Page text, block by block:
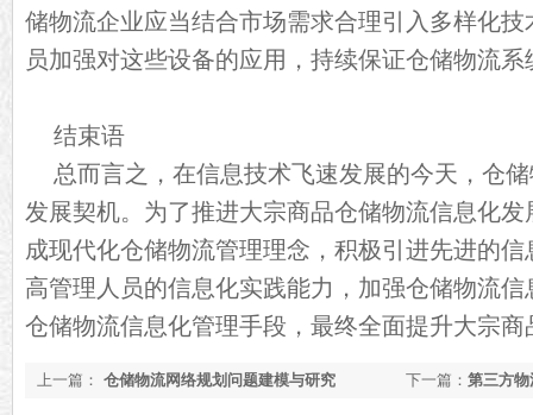
储物流企业应当结合市场需求合理引入多样化
员加强对这些设备的应用，持续保证仓储物流
结束语
总而言之，在信息技术飞速发展的今天，仓
发展契机。为了推进大宗商品仓储物流信息化
成现代化仓储物流管理理念，积极引进先进的
高管理人员的信息化实践能力，加强仓储物流
仓储物流信息化管理手段，最终全面提升大宗
下一篇： 第三方
上一篇： 仓储物流网络规划问题建模与研究